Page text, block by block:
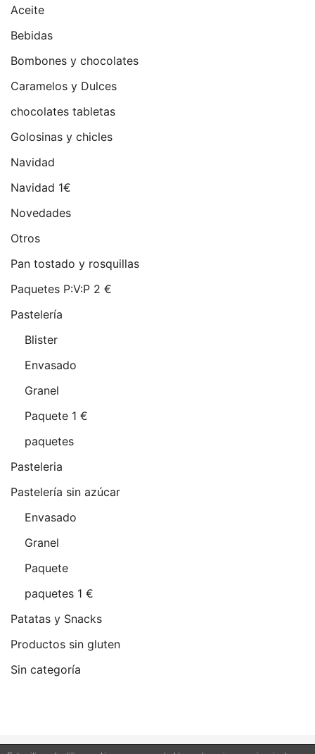
Aceite
Bebidas
Bombones y chocolates
Caramelos y Dulces
chocolates tabletas
Golosinas y chicles
Navidad
Navidad 1€
Novedades
Otros
Pan tostado y rosquillas
Paquetes P:V:P 2 €
Pastelería
Blister
Envasado
Granel
Paquete 1 €
paquetes
Pasteleria
Pastelería sin azúcar
Envasado
Granel
Paquete
paquetes 1 €
Patatas y Snacks
Productos sin gluten
Sin categoría